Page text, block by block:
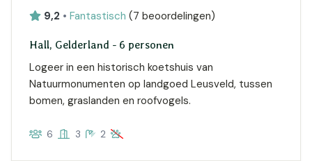
9,2 • Fantastisch (7 beoordelingen)
Hall, Gelderland - 6 personen
Logeer in een historisch koetshuis van
Natuurmonumenten op landgoed Leusveld, tussen
bomen, graslanden en roofvogels.
6 3 2